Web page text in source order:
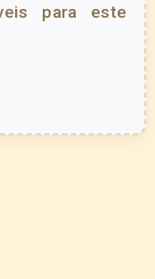
para este